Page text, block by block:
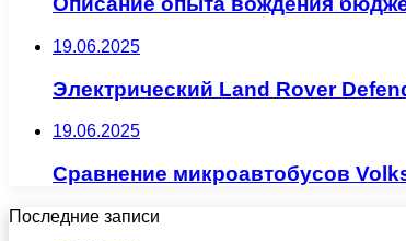
19.06.2025
Электрический Land Rover
19.06.2025
Сравнение микроавтобусов
Последние записи